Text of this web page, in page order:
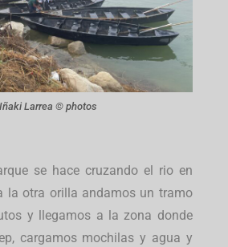
Iñaki Larrea © photos
se hace cruzando el rio en
la otra orilla andamos un tramo
y llegamos a la zona donde
cargamos mochilas y agua y